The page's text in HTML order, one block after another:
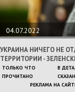
04.07.2022
УКРАИНА НИЧЕГО НЕ
ТЕРРИТОРИИ -
ТОЛЬКО ЧТО В
ПРОЧИТАНО
РЕКЛАМА НА